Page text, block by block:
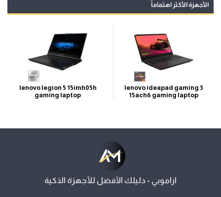
الأجهزة الأكثر اهتماماً
lenovo ideapad gaming 3
15ach6 gaming laptop
lenovo legion 5 15imh05h
gaming laptop
اراموبي - دليلك الأفضل للأجهزة الذكية